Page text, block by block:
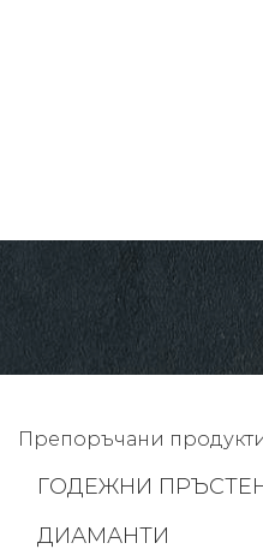
Препоръчани
ГОДЕЖНИ
ДИАМАНТИ